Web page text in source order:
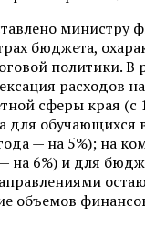
министру
бюджета,
политики. В
расходов
сферы края (с
для обучающихся
— на 5%); на
на 6%) и для
объемов